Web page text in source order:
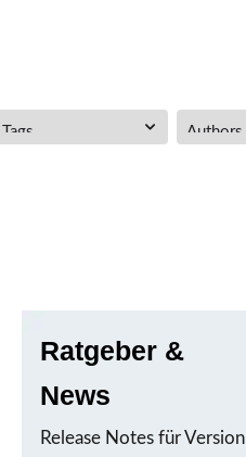
Ratgeber &
News
Release Notes für Version